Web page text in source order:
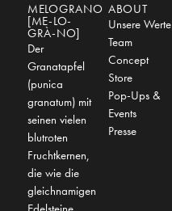
MELOGRANO
[ME-LO-
GRÀ-NO]
Der
Granatapfel
(punica
granatum) mit
seinen vielen
blutroten
Fruchtkernen,
die wie die
gleichnamigen
ABOUT
Unsere Werte
Team
Concept
Store
Pop-Ups &
Events
Presse